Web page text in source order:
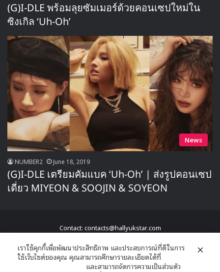
(G)I-DLE พร้อมลุยซัมเมอร์ด้วยคอนเซปใหม่ใน
ซิงเกิล ‘Uh-Oh’
News
NUMBER2 June 18, 2019
(G)I-DLE เตรียมคัมแบค ‘Uh-Oh’ | ส่งรูปคอนเซป
เดี่ยว MIYEON & SOOJIN & SOYEON
Contact: contacts@hallyukstar.com
Hallyu K Star a family of New Edition © Copyright 2026, All Rights
Reserved
เราใช้คุกกี้เพื่อพัฒนาประสิทธิภาพ และประสบการณ์ที่ดีในการ
ใช้เว็บไซต์ของคุณ คุณสามารถศึกษารายละเอียดได้ที่
และสามารถจัดการความเป็นส่วนตัว